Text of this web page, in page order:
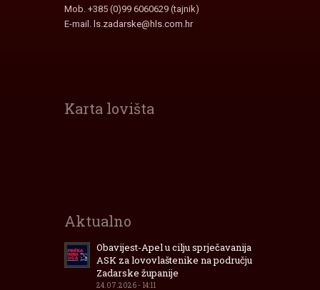
Mob. +385 (0)99 6060629 (tajnik)
E-mail. ls.zadarske@hls.com.hr
Karta lovišta
Aktualno
Obavijest-Apel u cilju sprječavanija
ASK za lovovlaštenike na području
Zadarske županije
24.07.2026 - 14:11